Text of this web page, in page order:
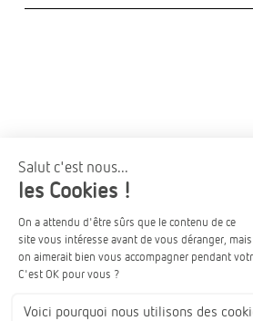
La
Exprimer sa
Parmi un arc-en-
finitions
Le droit à
Avoir une seconde